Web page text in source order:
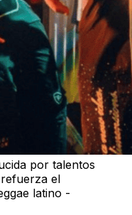
por talentos
el
latino -